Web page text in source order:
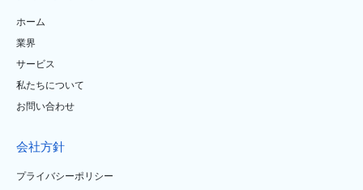
ホーム
業界
サービス
私たちについて
お問い合わせ
会社方針
プライバシーポリシー